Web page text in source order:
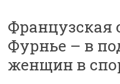
Французская
Фурнье – в
женщин в